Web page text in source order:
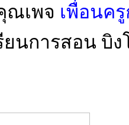
ณเพจ เพื่อนค
ยนการสอน บิ